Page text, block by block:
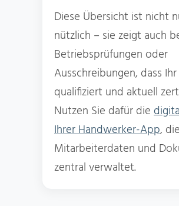
Diese Übersicht ist nicht
nützlich – sie zeigt auch
Betriebsprüfungen oder
Ausschreibungen, dass
qualifiziert und aktuell
Nutzen Sie dafür die
Ihrer Handwerker-App, die
Mitarbeiterdaten und
zentral verwaltet.